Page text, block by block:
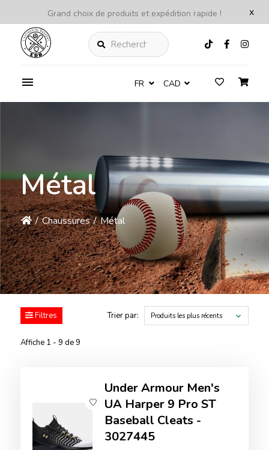
x
Grand choix de produits et expédition rapide !
Rechercher
FR CAD
Métal
/ Chaussures / Métal
Filtres
Affiche 1 - 9 de 9
Trier par: Produits les plus récents
Under Armour Men's
UA Harper 9 Pro ST
Baseball Cleats -
3027445